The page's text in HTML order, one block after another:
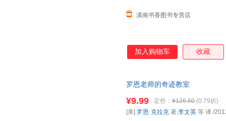
潢南书香图书专营店
加入购物车 收藏
罗恩老师的奇迹教室
¥9.99 定价： ¥126.60 (0.79折)
[美] 罗恩·克拉克 著,李文英 等 译 /